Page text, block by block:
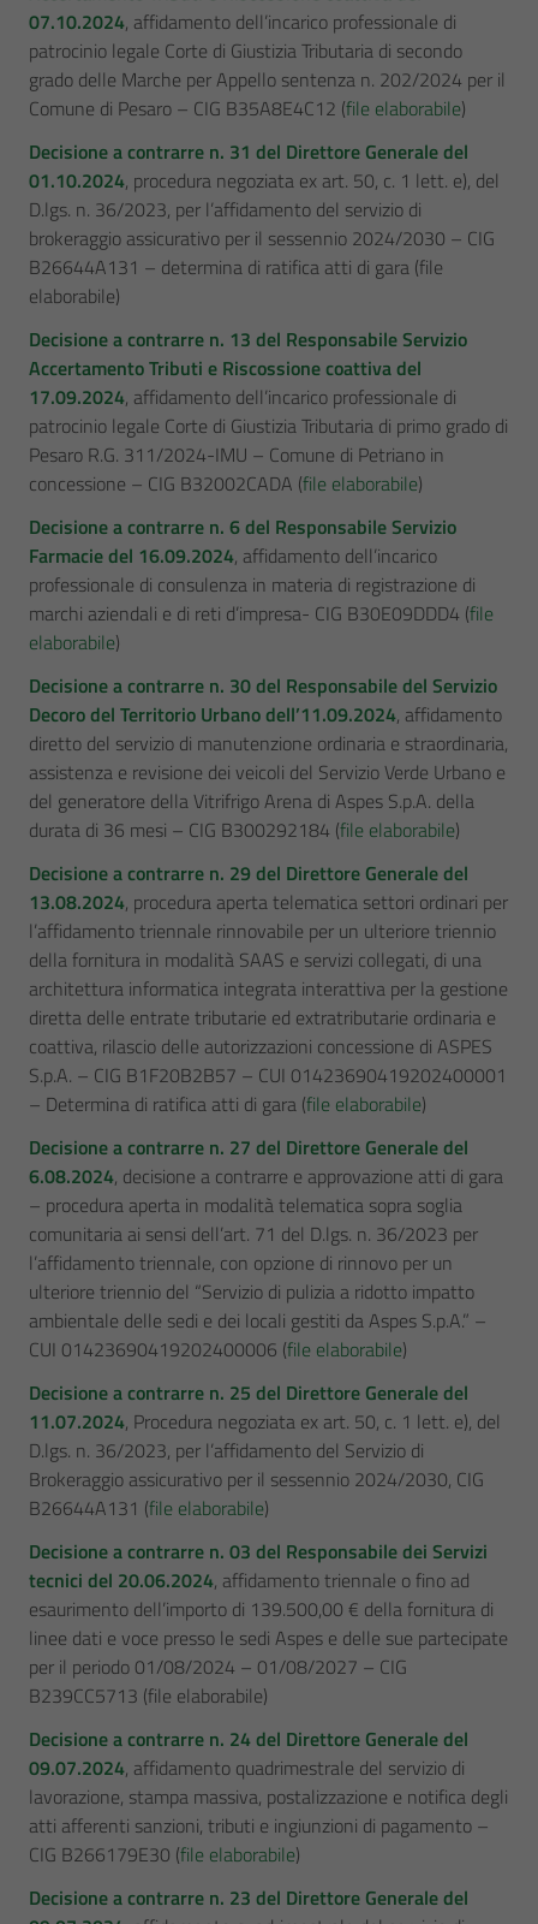
07.10.2024, affidamento dell’incarico professionale di
patrocinio legale Corte di Giustizia Tributaria di secondo
grado delle Marche per Appello sentenza n. 202/2024 per il
Comune di Pesaro – CIG B35A8E4C12 (file elaborabile)
Decisione a contrarre n. 31 del Direttore Generale del
01.10.2024, procedura negoziata ex art. 50, c. 1 lett. e), del
D.lgs. n. 36/2023, per l’affidamento del servizio di
brokeraggio assicurativo per il sessennio 2024/2030 – CIG
B26644A131 – determina di ratifica atti di gara (file
elaborabile)
Decisione a contrarre n. 13 del Responsabile Servizio
Accertamento Tributi e Riscossione coattiva del
17.09.2024, affidamento dell’incarico professionale di
patrocinio legale Corte di Giustizia Tributaria di primo grado di
Pesaro R.G. 311/2024-IMU – Comune di Petriano in
concessione – CIG B32002CADA (file elaborabile)
Decisione a contrarre n. 6 del Responsabile Servizio
Farmaciedel 16.09.2024, affidamento dell’incarico
professionale di consulenza in materia di registrazione di
marchi aziendali e di reti d’impresa- CIG B30E09DDD4 (file
elaborabile)
Decisione a contrarre n. 30 del Responsabile del Servizio
Decoro del Territorio Urbanodell’11.09.2024, affidamento
diretto del servizio di manutenzione ordinaria e straordinaria,
assistenza e revisione dei veicoli del Servizio Verde Urbano e
del generatore della Vitrifrigo Arena di Aspes S.p.A. della
durata di 36 mesi – CIG B300292184 (file elaborabile)
Decisione a contrarre n. 29 del Direttore Generale del
13.08.2024, procedura aperta telematica settori ordinari per
l’affidamento triennale rinnovabile per un ulteriore triennio
della fornitura in modalità SAAS e servizi collegati, di una
architettura informatica integrata interattiva per la gestione
diretta delle entrate tributarie ed extratributarie ordinaria e
coattiva, rilascio delle autorizzazioni concessione di ASPES
S.p.A. – CIG B1F20B2B57 – CUI 01423690419202400001
– Determina di ratifica atti di gara (file elaborabile)
Decisione a contrarre n. 27 del Direttore Generale del
6.08.2024, decisione a contrarre e approvazione atti di gara
– procedura aperta in modalità telematica sopra soglia
comunitaria ai sensi dell’art. 71 del D.lgs. n. 36/2023 per
l’affidamento triennale, con opzione di rinnovo per un
ulteriore triennio del “Servizio di pulizia a ridotto impatto
ambientale delle sedi e dei locali gestiti da Aspes S.p.A.” –
CUI 01423690419202400006 (file elaborabile)
Decisione a contrarre n. 25 del Direttore Generale del
11.07.2024, Procedura negoziata ex art. 50, c. 1 lett. e), del
D.lgs. n. 36/2023, per l’affidamento del Servizio di
Brokeraggio assicurativo per il sessennio 2024/2030, CIG
B26644A131 (file elaborabile)
Decisione a contrarre n. 03 del Responsabile dei Servizi
tecnici del 20.06.2024, affidamento triennale o fino ad
esaurimento dell’importo di 139.500,00 € della fornitura di
linee dati e voce presso le sedi Aspes e delle sue partecipate
per il periodo 01/08/2024 – 01/08/2027 – CIG
B239CC5713 (file elaborabile)
Decisione a contrarre n. 24 del Direttore Generale del
09.07.2024, affidamento quadrimestrale del servizio di
lavorazione, stampa massiva, postalizzazione e notifica degli
atti afferenti sanzioni, tributi e ingiunzioni di pagamento –
CIG B266179E30 (file elaborabile)
Decisione a contrarre n. 23 del Direttore Generale del